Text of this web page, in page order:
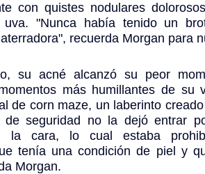
con quistes nodulares
uva. "Nunca había tenido un
recuerda Morgan para
su acné alcanzó su peor
más humillantes de su
de corn maze, un laberinto
de seguridad no la dejó entrar
la cara, lo cual estaba
tenía una condición de piel y
Morgan.